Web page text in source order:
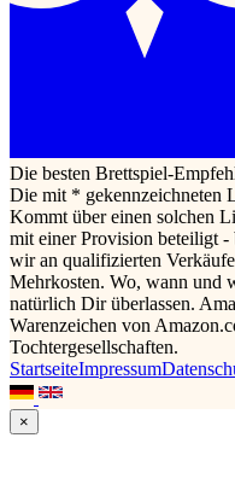
Die besten Brettspiel-
Die mit * gekennzeichneten
Kommt über einen solchen
mit einer Provision beteiligt -
wir an qualifizierten
Mehrkosten. Wo, wann und
natürlich Dir überlassen.
Warenzeichen von
Tochtergesellschaften.
StartseiteImpressum
×